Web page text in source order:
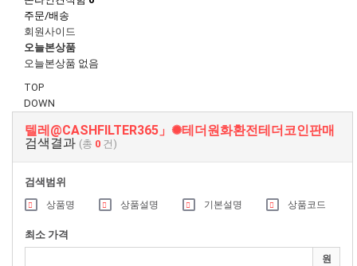
주문/배송
회원사이드
오늘본상품
오늘본상품 없음
TOP
DOWN
텔레@CASHFILTER365」✺테더원화환전테더코인판매
검색결과 (총 0 건)
검색범위
상품명 상품설명 기본설명 상품코드
최소 가격
원